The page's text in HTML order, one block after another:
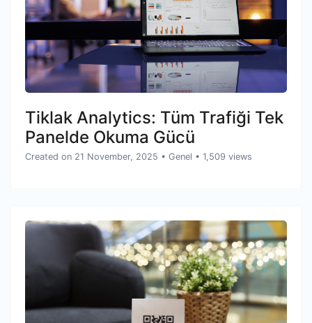
Tiklak Analytics: Tüm Trafiği Tek
Panelde Okuma Gücü
Created on 21 November, 2025 • Genel • 1,509 views